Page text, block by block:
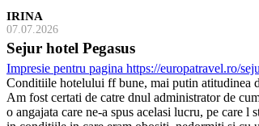
IRINA
07.07.2026
Sejur hotel Pegasus
Impresie pentru pagina https://europatravel.ro/
Conditiile hotelului ff bune, mai putin atitudinea
Am fost certati de catre dnul administrator de
o angajata care ne-a spus acelasi lucru, pe care l